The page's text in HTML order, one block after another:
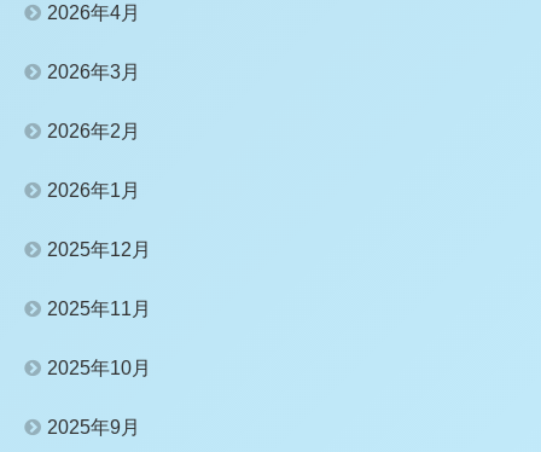
2026年4月
2026年3月
2026年2月
2026年1月
2025年12月
2025年11月
2025年10月
2025年9月